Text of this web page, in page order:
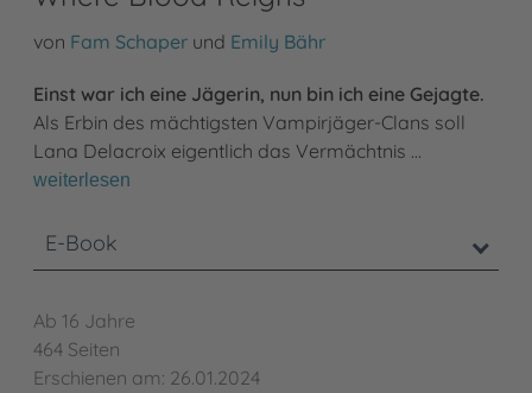
von Fam Schaper und Emily Bähr
Einst war ich eine Jägerin, nun bin ich eine Gejagte.
Als Erbin des mächtigsten Vampirjäger-Clans soll
Lana Delacroix eigentlich das Vermächtnis …
weiterlesen
E-Book
Ab 16 Jahre
464 Seiten
Erschienen am: 26.01.2024